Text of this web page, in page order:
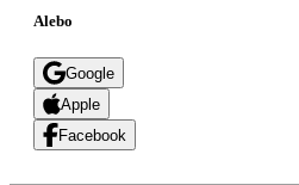
Alebo
Google
Apple
Facebook